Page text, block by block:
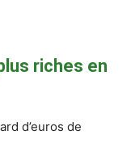
riches en
d’euros de